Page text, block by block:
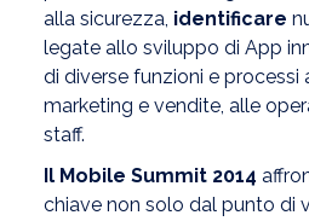
alla sicurezza, identificare
legate allo sviluppo di App
di diverse funzioni e processi
marketing e vendite, alle
staff.
Il Mobile Summit 2014
chiave non solo dal punto di